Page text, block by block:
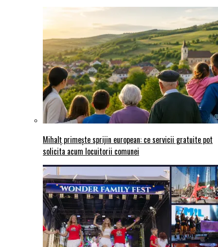
Mihalț primește sprijin european: ce servicii gratuite pot
solicita acum locuitorii comunei